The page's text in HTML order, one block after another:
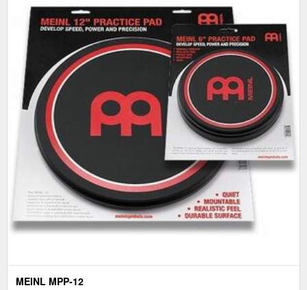
MEINL MPP-12